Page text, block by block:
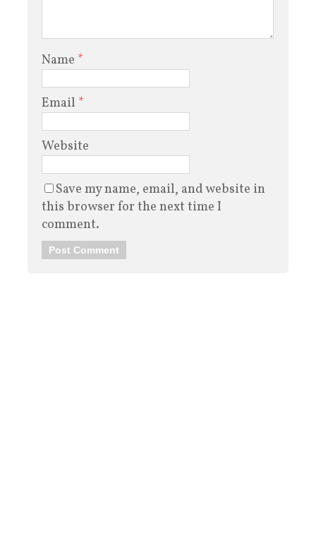
Name *
Email *
Website
Save my name, email, and website in
this browser for the next time I
comment.